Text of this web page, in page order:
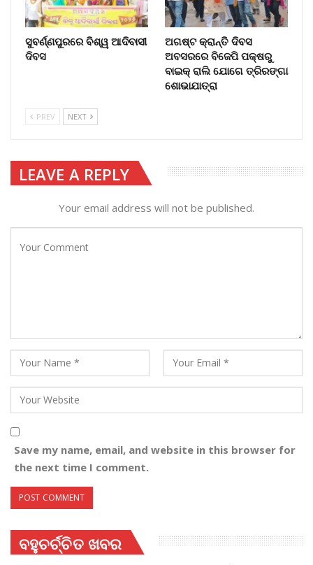
ସୁବର୍ଣ୍ଣପୁରରେ ବିଶ୍ୱ ଆଦିବାସୀ
ଦିବସ
ଅଗଷ୍ଟ କ୍ରାନ୍ତି ଦିବସ
ଅବସରରେ ବିଜେପି ପକ୍ଷରୁ
ବାଇକ୍ ରାଲି ଯୋଗେ ତ୍ରିରଙ୍ଗା
ଶୋଭାଯାତ୍ରା
PREV NEXT
LEAVE A REPLY
Your email address will not be published.
Save my name, email, and website in this browser for
the next time I comment.
ବହୁଚର୍ଚ୍ଚିତ ଖବର